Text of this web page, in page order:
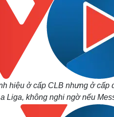
hiệu ở cấp CLB nhưng ở cấp
Liga, không nghi ngờ nếu